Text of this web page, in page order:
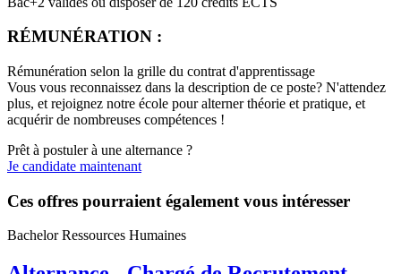
RÉMUNÉRATION :
Rémunération selon la grille du contrat d'apprentissage
Vous vous reconnaissez dans la description de ce poste? N'attendez
plus, et rejoignez notre école pour alterner théorie et pratique, et
acquérir de nombreuses compétences !
Prêt à postuler à une alternance ?
Je candidate maintenant
Ces offres pourraient également vous intéresser
Bachelor Ressources Humaines